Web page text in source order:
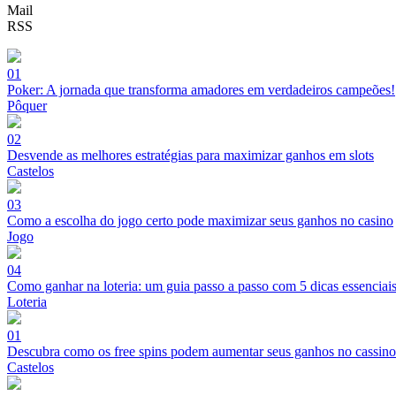
Mail
RSS
01
Poker: A jornada que transforma amadores em verdadeiros campeões!
Pôquer
02
Desvende as melhores estratégias para maximizar ganhos em slots
Castelos
03
Como a escolha do jogo certo pode maximizar seus ganhos no casino
Jogo
04
Como ganhar na loteria: um guia passo a passo com 5 dicas essenciais
Loteria
01
Descubra como os free spins podem aumentar seus ganhos no
Castelos